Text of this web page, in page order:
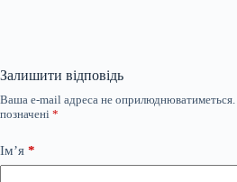
Залишити відповідь
Ваша e-mail адреса не оприлюднюватиметься.
позначені *
Ім’я *